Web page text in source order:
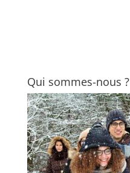
Qui sommes-nous ?